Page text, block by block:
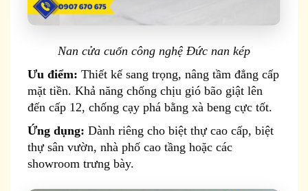
Nan cửa cuốn công nghệ Đức nan kép
Ưu điểm: Thiết kế sang trọng, nâng tầm đẳng cấp
mặt tiền. Khả năng chống chịu gió bão giật lên
đến cấp 12, chống cạy phá bằng xà beng cực tốt.
Ứng dụng: Dành riêng cho biệt thự cao cấp, biệt
thự sân vườn, nhà phố cao tầng hoặc các
showroom trưng bày.